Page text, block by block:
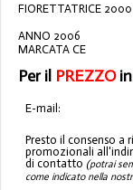
FIORETTATRICE
ANNO 2006
MARCATA CE
Per il PREZZO
E-mail:
Presto il consenso a
promozionali
di contatto (potrai
come indicato nella